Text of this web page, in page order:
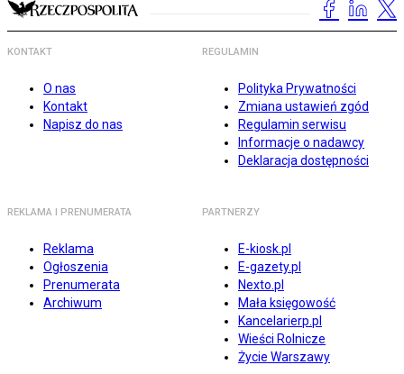
KONTAKT
O nas
Kontakt
Napisz do nas
REGULAMIN
Polityka Prywatności
Zmiana ustawień zgód
Regulamin serwisu
Informacje o nadawcy
Deklaracja dostępności
REKLAMA I PRENUMERATA
Reklama
Ogłoszenia
Prenumerata
Archiwum
PARTNERZY
E-kiosk.pl
E-gazety.pl
Nexto.pl
Mała księgowość
Kancelarierp.pl
Wieści Rolnicze
Życie Warszawy